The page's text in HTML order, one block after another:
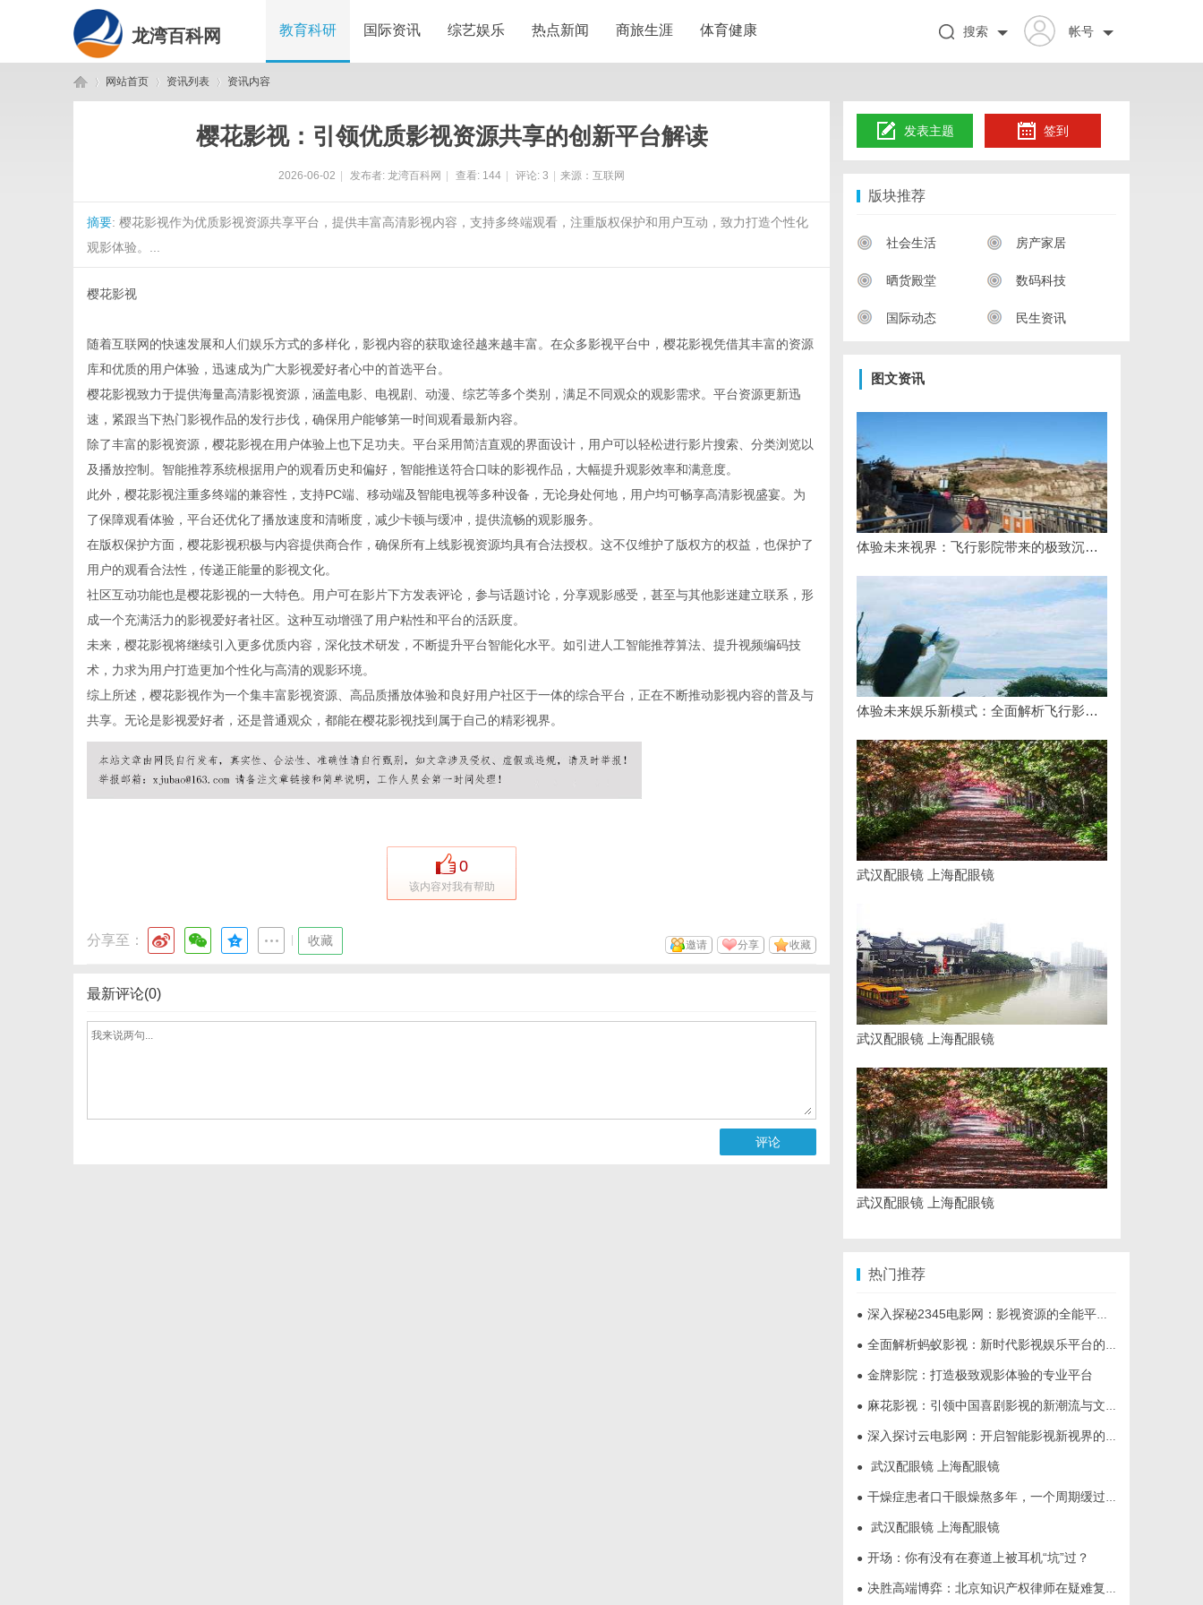
龙湾百科网 教育科研 国际资讯 综艺娱乐 热点新闻 商旅生涯 体育健康 帐号
搜索
网站首页 资讯列表 资讯内容
樱花影视：引领优质影视资源共享的创新平台解读
2026-06-02 发布者: 龙湾百科网 查看: 144 评论: 3 来源：互联网
摘要: 樱花影视作为优质影视资源共享平台，提供丰富高清影视内容，支持多终端观看，注重版权保护和用户互动，致力打造个性化
观影体验。...
樱花影视
随着互联网的快速发展和人们娱乐方式的多样化，影视内容的获取途径越来越丰富。在众多影视平台中，樱花影视凭借其丰富的资源
库和优质的用户体验，迅速成为广大影视爱好者心中的首选平台。
樱花影视致力于提供海量高清影视资源，涵盖电影、电视剧、动漫、综艺等多个类别，满足不同观众的观影需求。平台资源更新迅
速，紧跟当下热门影视作品的发行步伐，确保用户能够第一时间观看最新内容。
除了丰富的影视资源，樱花影视在用户体验上也下足功夫。平台采用简洁直观的界面设计，用户可以轻松进行影片搜索、分类浏览以
及播放控制。智能推荐系统根据用户的观看历史和偏好，智能推送符合口味的影视作品，大幅提升观影效率和满意度。
此外，樱花影视注重多终端的兼容性，支持PC端、移动端及智能电视等多种设备，无论身处何地，用户均可畅享高清影视盛宴。为
了保障观看体验，平台还优化了播放速度和清晰度，减少卡顿与缓冲，提供流畅的观影服务。
在版权保护方面，樱花影视积极与内容提供商合作，确保所有上线影视资源均具有合法授权。这不仅维护了版权方的权益，也保护了
用户的观看合法性，传递正能量的影视文化。
社区互动功能也是樱花影视的一大特色。用户可在影片下方发表评论，参与话题讨论，分享观影感受，甚至与其他影迷建立联系，形
成一个充满活力的影视爱好者社区。这种互动增强了用户粘性和平台的活跃度。
未来，樱花影视将继续引入更多优质内容，深化技术研发，不断提升平台智能化水平。如引进人工智能推荐算法、提升视频编码技
术，力求为用户打造更加个性化与高清的观影环境。
综上所述，樱花影视作为一个集丰富影视资源、高品质播放体验和良好用户社区于一体的综合平台，正在不断推动影视内容的普及与
共享。无论是影视爱好者，还是普通观众，都能在樱花影视找到属于自己的精彩视界。
0
该内容对我有帮助
分享至： 收藏 收藏
分享
邀请
最新评论(0)
评论
发表主题 签到
版块推荐
社会生活 房产家居
晒货殿堂 数码科技
国际动态 民生资讯
图文资讯
体验未来视界：飞行影院带来的极致沉浸感享受
体验未来娱乐新模式：全面解析飞行影院的魅力与发展前景
武汉配眼镜 上海配眼镜
武汉配眼镜 上海配眼镜
武汉配眼镜 上海配眼镜
热门推荐
● 深入探秘2345电影网：影视资源的全能平台解析
● 全面解析蚂蚁影视：新时代影视娱乐平台的崛起与发展
● 金牌影院：打造极致观影体验的专业平台
● 麻花影视：引领中国喜剧影视的新潮流与文化创新
● 深入探讨云电影网：开启智能影视新视界的全面解析
● 武汉配眼镜 上海配眼镜
● 干燥症患者口干眼燥熬多年，一个周期缓过来？老中医：一张辨证方对症，身体找回津液
● 武汉配眼镜 上海配眼镜
● 开场：你有没有在赛道上被耳机“坑”过？
● 决胜高端博弈：北京知识产权律师在疑难复杂案件中的破局之道